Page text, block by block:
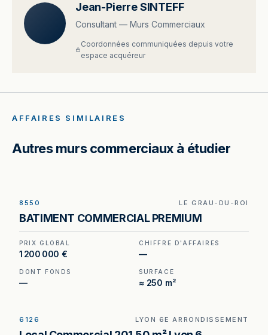
Jean-Pierre SINTEFF
Consultant — Murs Commerciaux
Coordonnées communiquées depuis votre
espace acquéreur
AFFAIRES SIMILAIRES
Autres murs commerciaux à étudier
de 1 200 000 €. (Honoraires à la charge du
8550 LE GRAU-DU-ROI
BATIMENT COMMERCIAL PREMIUM
PRIX GLOBAL
1 200 000 €
CHIFFRE D'AFFAIRES
—
DONT FONDS
—
SURFACE
≈ 250 m²
Murs commerciaux libres à vendre à Lyon 6e, au
6126 LYON 6E ARRONDISSEMENT